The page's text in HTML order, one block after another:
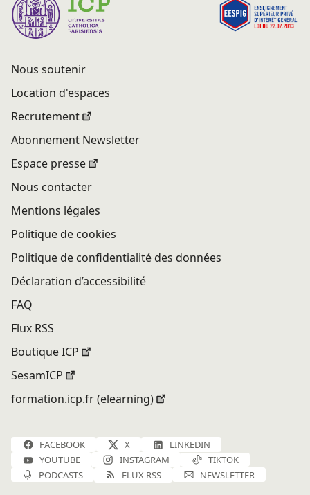
Nous soutenir
Location d'espaces
Recrutement
Abonnement Newsletter
Espace presse
Nous contacter
Mentions légales
Politique de cookies
Politique de confidentialité des données
Déclaration d’accessibilité
FAQ
Flux RSS
Boutique ICP
SesamICP
formation.icp.fr (elearning)
FACEBOOK X
LINKEDIN
YOUTUBE
INSTAGRAM
TIKTOK
PODCASTS
FLUX RSS NEWSLETTER